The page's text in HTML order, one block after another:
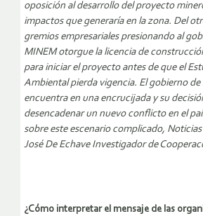
oposición al desarrollo del proyecto
impactos que generaría en la zona. Del
gremios empresariales presionando al
MINEM otorgue la licencia de
para iniciar el proyecto antes de que el
Ambiental pierda vigencia. El gobierno de
encuentra en una encrucijada y su
desencadenar un nuevo conflicto en el
sobre este escenario complicado,
José De Echave Investigador de
¿Cómo interpretar el mensaje de las